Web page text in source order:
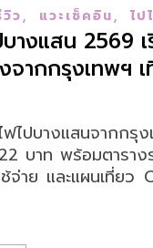
ว, แวะเช็คอิน, ไป
างแสน 2569
งจากกรุงเทพฯ
ฟไปบางแสนจากกรุ
บาท พร้อมตารา
จ่าย และแผนเที่ยว